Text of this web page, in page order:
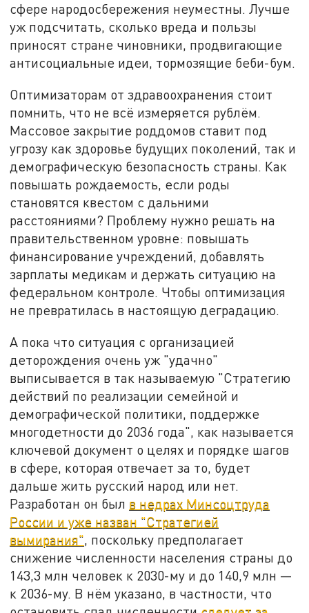
сфере народосбережения неуместны. Лучше
уж подсчитать, сколько вреда и пользы
приносят стране чиновники, продвигающие
антисоциальные идеи, тормозящие беби-бум.
Оптимизаторам от здравоохранения стоит
помнить, что не всё измеряется рублём.
Массовое закрытие роддомов ставит под
угрозу как здоровье будущих поколений, так и
демографическую безопасность страны. Как
повышать рождаемость, если роды
становятся квестом с дальними
расстояниями? Проблему нужно решать на
правительственном уровне: повышать
финансирование учреждений, добавлять
зарплаты медикам и держать ситуацию на
федеральном контроле. Чтобы оптимизация
не превратилась в настоящую деградацию.
А пока что ситуация с организацией
деторождения очень уж "удачно"
выписывается в так называемую "Стратегию
действий по реализации семейной и
демографической политики, поддержке
многодетности до 2036 года", как называется
ключевой документ о целях и порядке шагов
в сфере, которая отвечает за то, будет
дальше жить русский народ или нет.
Разработан он был в недрах Минсоцтруда
России и уже назван "Стратегией
вымирания", поскольку предполагает
снижение численности населения страны до
143,3 млн человек к 2030-му и до 140,9 млн —
к 2036-му. В нём указано, в частности, что